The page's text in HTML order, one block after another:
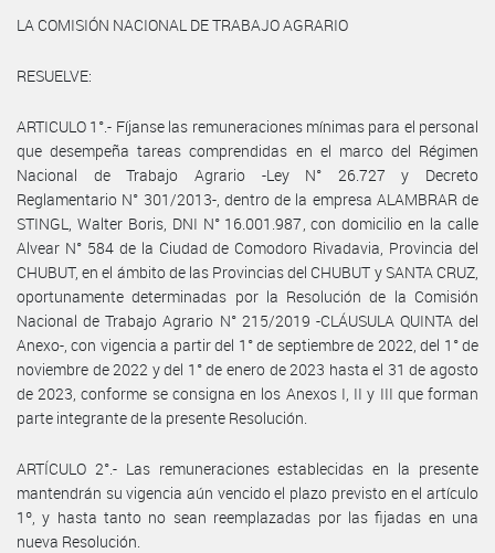
LA COMISIÓN NACIONAL DE TRABAJO AGRARIO
RESUELVE:
ARTICULO 1°.- Fíjanse las remuneraciones mínimas para el personal
que desempeña tareas comprendidas en el marco del Régimen
Nacional de Trabajo Agrario -Ley N° 26.727 y Decreto
Reglamentario N° 301/2013-, dentro de la empresa ALAMBRAR de
STINGL, Walter Boris, DNI N° 16.001.987, con domicilio en la calle
Alvear N° 584 de la Ciudad de Comodoro Rivadavia, Provincia del
CHUBUT, en el ámbito de las Provincias del CHUBUT y SANTA CRUZ,
oportunamente determinadas por la Resolución de la Comisión
Nacional de Trabajo Agrario N° 215/2019 -CLÁUSULA QUINTA del
Anexo-, con vigencia a partir del 1° de septiembre de 2022, del 1° de
noviembre de 2022 y del 1° de enero de 2023 hasta el 31 de agosto
de 2023, conforme se consigna en los Anexos I, II y III que forman
parte integrante de la presente Resolución.
ARTÍCULO 2°.- Las remuneraciones establecidas en la presente
mantendrán su vigencia aún vencido el plazo previsto en el artículo
1º, y hasta tanto no sean reemplazadas por las fijadas en una
nueva Resolución.